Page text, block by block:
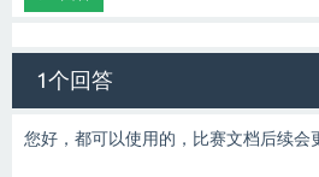
1个回答
您好，都可以使用的，比赛文档后续会